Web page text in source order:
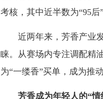
考核，其中近半数为“95后
近两年来，芳香产业
睐。从赛场内专注调配精
为“一缕香”买单，成为推
芳香成为年轻人的“情